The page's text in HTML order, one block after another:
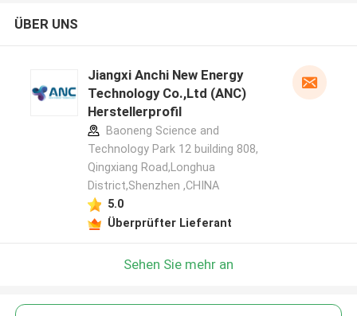
ÜBER UNS
Jiangxi Anchi New Energy
Technology Co.,Ltd (ANC)
Herstellerprofil
Baoneng Science and
Technology Park 12 building 808,
Qingxiang Road,Longhua
District,Shenzhen ,CHINA
5.0
Überprüfter Lieferant
Sehen Sie mehr an